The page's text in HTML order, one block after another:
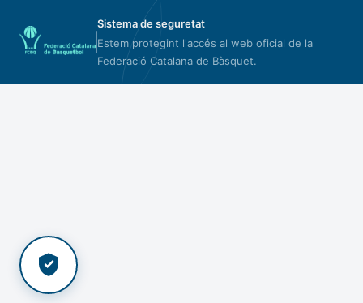
Sistema de seguretat
Estem protegint l'accés al web oficial de la
Federació Catalana de Bàsquet.